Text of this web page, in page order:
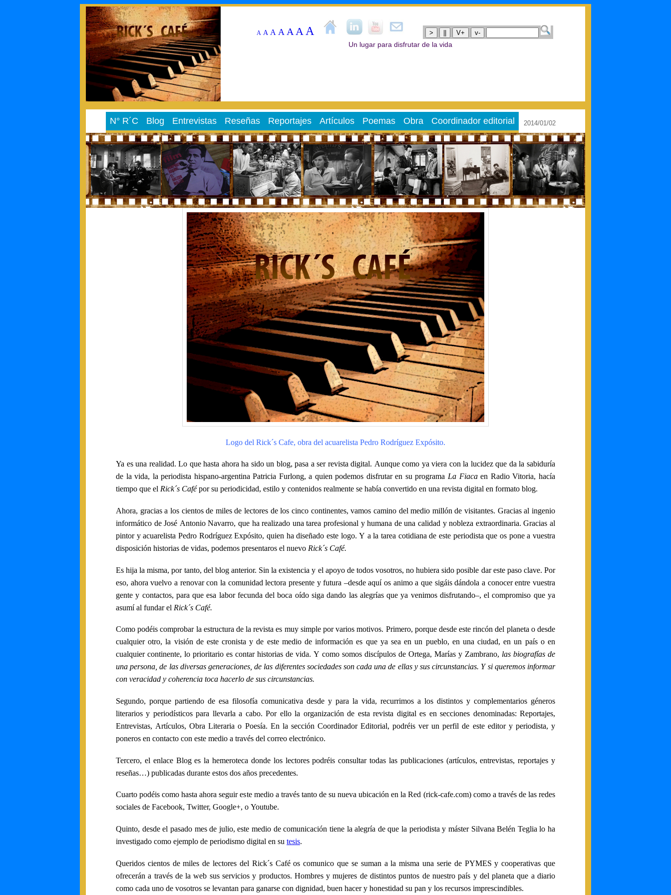
A A A A A A A > V+ v-
Un lugar para disfrutar de la vida
N° R´C Blog Entrevistas Reseñas Reportajes Artículos Poemas Obra Coordinador editorial 2014/01/02
Logo del Rick´s Cafe, obra del acuarelista Pedro Rodríguez Expósito.
Ya es una realidad. Lo que hasta ahora ha sido un blog, pasa a ser revista digital. Aunque como ya viera con la lucidez que da la sabiduría
de la vida, la periodista hispano-argentina Patricia Furlong, a quien podemos disfrutar en su programa La Fiaca en Radio Vitoria, hacía
tiempo que el Rick´s Cafépor su periodicidad, estilo y contenidos realmente se había convertido en una revista digital en formato blog.
Ahora, gracias a los cientos de miles de lectores de los cinco continentes, vamos camino del medio millón de visitantes. Gracias al ingenio
informático de José Antonio Navarro, que ha realizado una tarea profesional y humana de una calidad y nobleza extraordinaria. Gracias al
pintor y acuarelista Pedro Rodríguez Expósito, quien ha diseñado este logo. Y a la tarea cotidiana de este periodista que os pone a vuestra
disposición historias de vidas, podemos presentaros el nuevo Rick´s Café.
Es hija la misma, por tanto, del blog anterior. Sin la existencia y el apoyo de todos vosotros, no hubiera sido posible dar este paso clave. Por
eso, ahora vuelvo a renovar con la comunidad lectora presente y futura –desde aquí os animo a que sigáis dándola a conocer entre vuestra
gente y contactos, para que esa labor fecunda del boca oído siga dando las alegrías que ya venimos disfrutando–, el compromiso que ya
asumí al fundar el Rick´s Café.
Como podéis comprobar la estructura de la revista es muy simple por varios motivos. Primero, porque desde este rincón del planeta o desde
cualquier otro, la visión de este cronista y de este medio de información es que ya sea en un pueblo, en una ciudad, en un país o en
cualquier continente, lo prioritario es contar historias de vida. Y como somos discípulos de Ortega, Marías y Zambrano, las biografías de
una persona, de las diversas generaciones, de las diferentes sociedades son cada una de ellas y sus circunstancias. Y si queremos informar
con veracidad y coherencia toca hacerlo de sus circunstancias.
Segundo, porque partiendo de esa filosofía comunicativa desde y para la vida, recurrimos a los distintos y complementarios géneros
literarios y periodísticos para llevarla a cabo. Por ello la organización de esta revista digital es en secciones denominadas: Reportajes,
Entrevistas, Artículos, Obra Literaria o Poesía. En la sección Coordinador Editorial, podréis ver un perfil de este editor y periodista, y
poneros en contacto con este medio a través del correo electrónico.
Tercero, el enlace Blog es la hemeroteca donde los lectores podréis consultar todas las publicaciones (artículos, entrevistas, reportajes y
reseñas…) publicadas durante estos dos años precedentes.
Cuarto podéis como hasta ahora seguir este medio a través tanto de su nueva ubicación en la Red (rick-cafe.com) como a través de las redes
sociales de Facebook, Twitter, Google+, o Youtube.
Quinto, desde el pasado mes de julio, este medio de comunicación tiene la alegría de que la periodista y máster Silvana Belén Teglia lo ha
investigado como ejemplo de periodismo digital en su tesis.
Queridos cientos de miles de lectores del Rick´s Café os comunico que se suman a la misma una serie de PYMES y cooperativas que
ofrecerán a través de la web sus servicios y productos. Hombres y mujeres de distintos puntos de nuestro país y del planeta que a diario
como cada uno de vosotros se levantan para ganarse con dignidad, buen hacer y honestidad su pan y los recursos imprescindibles.